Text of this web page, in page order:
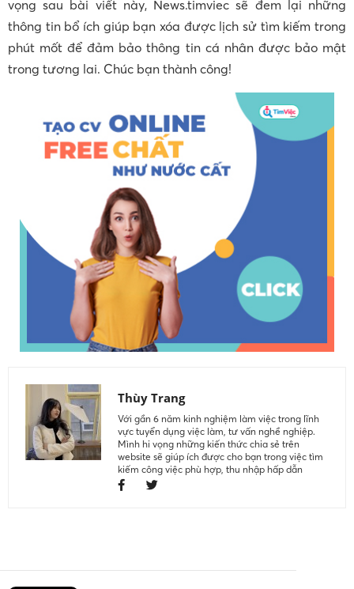
vọng sau bài viết này, News.timviec sẽ đem lại những
thông tin bổ ích giúp bạn xóa được lịch sử tìm kiếm trong
phút mốt để đảm bảo thông tin cá nhân được bảo mật
trong tương lai. Chúc bạn thành công!
Thùy Trang
Với gần 6 năm kinh nghiệm làm việc trong lĩnh
vực tuyển dụng việc làm, tư vấn nghề nghiệp.
Mình hi vọng những kiến thức chia sẻ trên
website sẽ giúp ích được cho bạn trong việc tìm
kiếm công việc phù hợp, thu nhập hấp dẫn